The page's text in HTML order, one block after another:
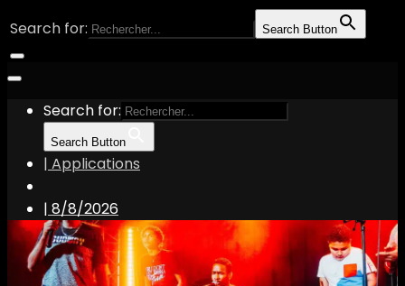
Search for: Search Button
Search for:
Search Button
| Applications
| 8/8/2026